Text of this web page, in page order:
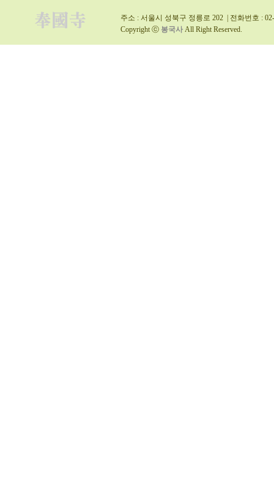
주소 : 서울시 성북구 정릉로 202 | 전화번호 :
Copyright ⓒ 봉국사 All Right Reserved.